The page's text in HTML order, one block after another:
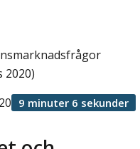
2020)
9 minuter 6 sekunder